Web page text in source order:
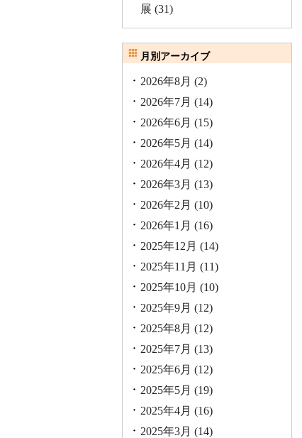
展 (31)
月別アーカイブ
2026年8月 (2)
2026年7月 (14)
2026年6月 (15)
2026年5月 (14)
2026年4月 (12)
2026年3月 (13)
2026年2月 (10)
2026年1月 (16)
2025年12月 (14)
2025年11月 (11)
2025年10月 (10)
2025年9月 (12)
2025年8月 (12)
2025年7月 (13)
2025年6月 (12)
2025年5月 (19)
2025年4月 (16)
2025年3月 (14)